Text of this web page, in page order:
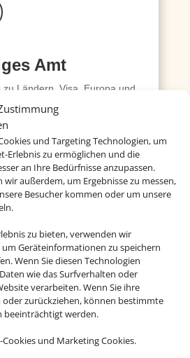
und Targeting Technologien, um
Erlebnis zu ermöglichen und die
an Ihre Bedürfnisse anzupassen.
wir außerdem, um Ergebnisse zu messen,
Besucher kommen oder um unsere
zu bieten, verwenden wir
Geräteinformationen zu speichern
Wenn Sie diesen Technologien
wie das Surfverhalten oder
verarbeiten. Wenn Sie ihre
zurückziehen, können bestimmte
beeinträchtigt werden.
und Marketing Cookies.
Amt
zu Ländern, Visa, Europa und
Visa und
Visa- und